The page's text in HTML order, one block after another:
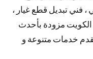
، فني تبديل قطع غيار ،
الكويت مزودة بأحدث
نقدم خدمات متنوعة و